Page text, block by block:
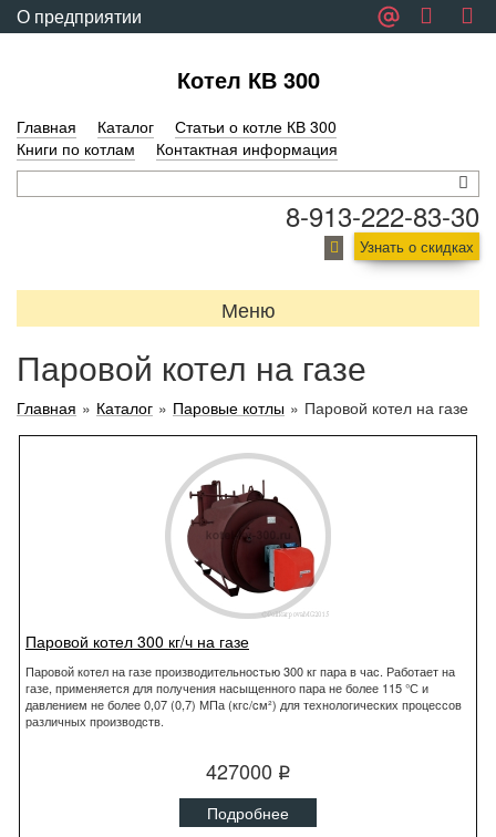
О предприятии
Котел КВ 300
Главная Каталог
Статьи о котле КВ 300
Книги по котлам
Контактная информация
8-913-222-83-30
Узнать о скидках
Меню
Паровой котел на газе
Главная » Каталог » Паровые котлы » Паровой котел на газе
Паровой котел 300 кг/ч на газе
Паровой котел на газе производительностью 300 кг пара в час. Работает на
газе, применяется для получения насыщенного пара не более 115 °С и
давлением не более 0,07 (0,7) МПа (кгс/cм²) для технологических процессов
различных производств.
427000 q
Подробнее